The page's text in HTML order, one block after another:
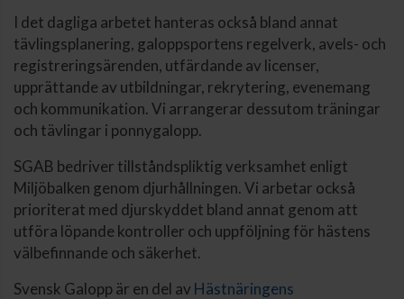
I det dagliga arbetet hanteras också bland annat
tävlingsplanering, galoppsportens regelverk, avels- och
registreringsärenden, utfärdande av licenser,
upprättande av utbildningar, rekrytering, evenemang
och kommunikation. Vi arrangerar dessutom träningar
och tävlingar i ponnygalopp.
SGAB bedriver tillståndspliktig verksamhet enligt
Miljöbalken genom djurhållningen. Vi arbetar också
prioriterat med djurskyddet bland annat genom att
utföra löpande kontroller och uppföljning för hästens
välbefinnande och säkerhet.
Svensk Galopp är en del av Hästnäringens